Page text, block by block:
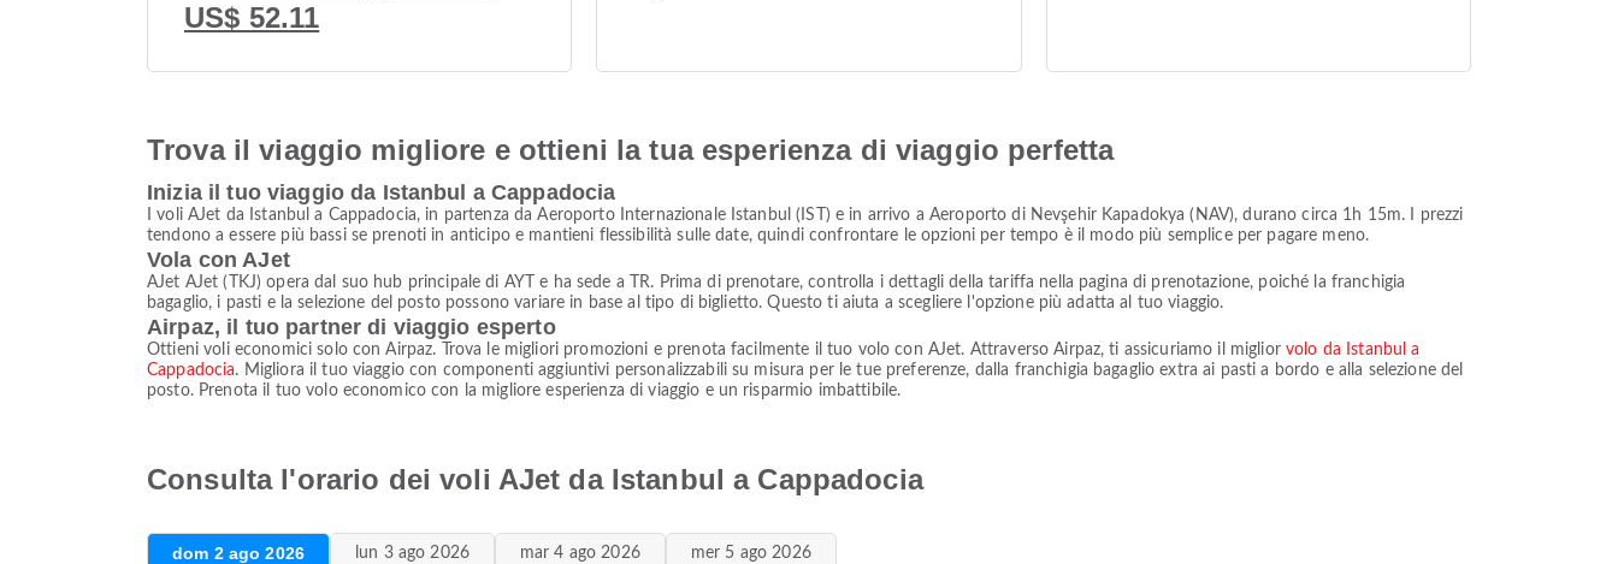
US$ 52.11
Trova il viaggio migliore e ottieni la tua esperienza di viaggio perfetta
Inizia il tuo viaggio da Istanbul a Cappadocia
I voli AJet da Istanbul a Cappadocia, in partenza da Aeroporto Internazionale Istanbul (IST) e in arrivo a Aeroporto di Nevşehir Kapadokya (NAV), durano circa 1h 15m. I prezzi
tendono a essere più bassi se prenoti in anticipo e mantieni flessibilità sulle date, quindi confrontare le opzioni per tempo è il modo più semplice per pagare meno.
Vola con AJet
AJet AJet (TKJ) opera dal suo hub principale di AYT e ha sede a TR. Prima di prenotare, controlla i dettagli della tariffa nella pagina di prenotazione, poiché la franchigia
bagaglio, i pasti e la selezione del posto possono variare in base al tipo di biglietto. Questo ti aiuta a scegliere l'opzione più adatta al tuo viaggio.
Airpaz, il tuo partner di viaggio esperto
Ottieni voli economici solo con Airpaz. Trova le migliori promozioni e prenota facilmente il tuo volo con AJet. Attraverso Airpaz, ti assicuriamo il miglior volo da Istanbul a
Cappadocia. Migliora il tuo viaggio con componenti aggiuntivi personalizzabili su misura per le tue preferenze, dalla franchigia bagaglio extra ai pasti a bordo e alla selezione del
posto. Prenota il tuo volo economico con la migliore esperienza di viaggio e un risparmio imbattibile.
Consulta l'orario dei voli AJet da Istanbul a Cappadocia
dom 2 ago 2026 lun 3 ago 2026 mar 4 ago 2026 mer 5 ago 2026